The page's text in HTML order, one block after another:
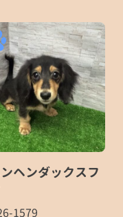
ヘンダックスフ
1579